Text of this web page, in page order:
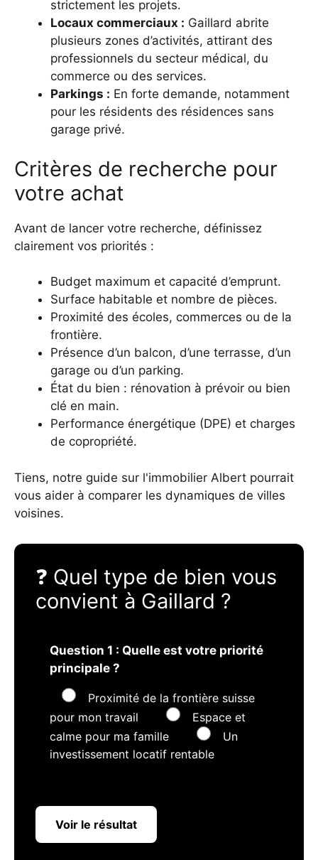
strictement les projets.
Locaux commerciaux : Gaillard abrite
plusieurs zones d’activités, attirant des
professionnels du secteur médical, du
commerce ou des services.
Parkings : En forte demande, notamment
pour les résidents des résidences sans
garage privé.
Critères de recherche pour
votre achat
Avant de lancer votre recherche, définissez
clairement vos priorités :
Budget maximum et capacité d’emprunt.
Surface habitable et nombre de pièces.
Proximité des écoles, commerces ou de la
frontière.
Présence d’un balcon, d’une terrasse, d’un
garage ou d’un parking.
État du bien : rénovation à prévoir ou bien
clé en main.
Performance énergétique (DPE) et charges
de copropriété.
Tiens, notre guide sur l'immobilier Albert pourrait
vous aider à comparer les dynamiques de villes
voisines.
❓ Quel type de bien vous
convient à Gaillard ?
Question 1 : Quelle est votre priorité
principale ?
Proximité de la frontière suisse
pour mon travail
Espace et
calme pour ma famille
Un
investissement locatif rentable
Voir le résultat